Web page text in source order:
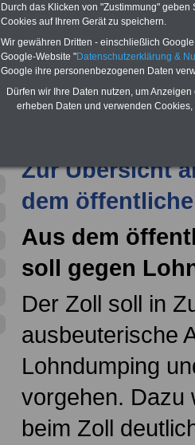
Ihr
den Fall der
Leben
Zur Übersicht
dem
Aus dem
soll gegen
Der Zoll soll in
ausbeuterische
Lohndumping
vorgehen. Dazu
beim Zoll
Durch das Klicken von "Zustimmung"
Cookies auf Ihrem Gerät zu speichern.
Wir gewähren Dritten - einschließlich
Google-Website "Datenschutzerklärung &
Google ihre personenbezogenen Daten
Dürfen wir Ihre Daten nutzen, um
erheben Daten und verwenden